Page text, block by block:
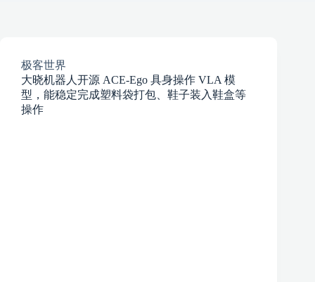
极客世界
大晓机器人开源 ACE-Ego 具身操作 VLA 模
型，能稳定完成塑料袋打包、鞋子装入鞋盒等
操作